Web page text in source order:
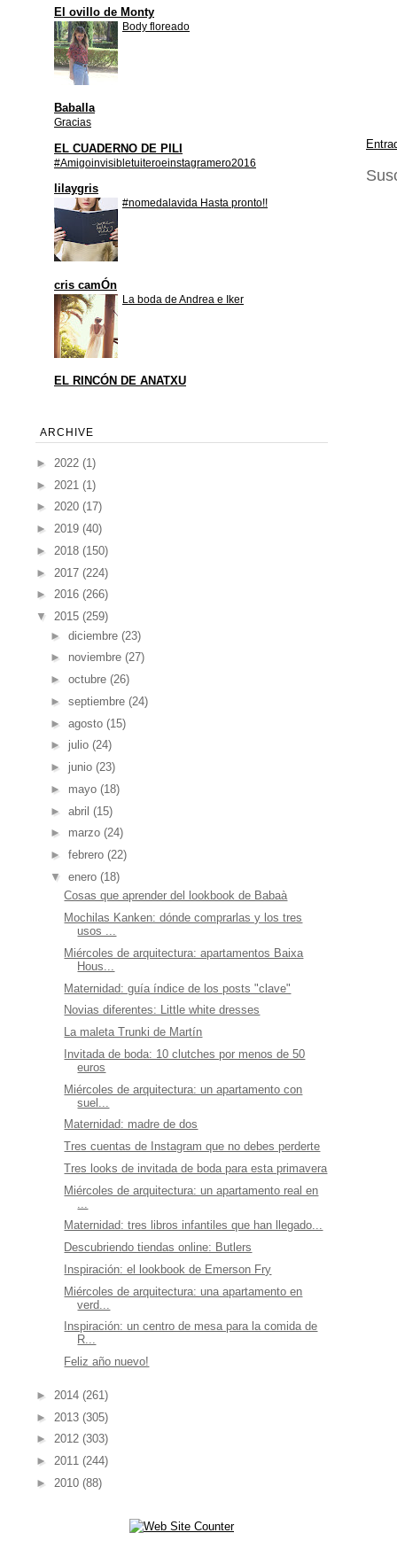
El ovillo de Monty
Body floreado
Baballa
Gracias
EL CUADERNO DE PILI
#Amigoinvisibletuiteroeinstagramero2016
lilaygris
#nomedalavida Hasta pronto!!
cris camÓn
La boda de Andrea e Iker
EL RINCÓN DE ANATXU
ARCHIVE
► 2022 (1)
► 2021 (1)
► 2020 (17)
► 2019 (40)
► 2018 (150)
► 2017 (224)
► 2016 (266)
▼ 2015 (259)
► diciembre (23)
► noviembre (27)
► octubre (26)
► septiembre (24)
► agosto (15)
► julio (24)
► junio (23)
► mayo (18)
► abril (15)
► marzo (24)
► febrero (22)
▼ enero (18)
Cosas que aprender del lookbook de Babaà
Mochilas Kanken: dónde comprarlas y los tres
usos ...
Miércoles de arquitectura: apartamentos Baixa
Hous...
Maternidad: guía índice de los posts "clave"
Novias diferentes: Little white dresses
La maleta Trunki de Martín
Invitada de boda: 10 clutches por menos de 50
euros
Miércoles de arquitectura: un apartamento con
suel...
Maternidad: madre de dos
Tres cuentas de Instagram que no debes perderte
Tres looks de invitada de boda para esta primavera
Miércoles de arquitectura: un apartamento real en
Maternidad: tres libros infantiles que han llegado...
Descubriendo tiendas online: Butlers
Inspiración: el lookbook de Emerson Fry
Miércoles de arquitectura: una apartamento en
verd...
Inspiración: un centro de mesa para la comida de
R...
Feliz año nuevo!
► 2014 (261)
► 2013 (305)
► 2012 (303)
► 2011 (244)
► 2010 (88)